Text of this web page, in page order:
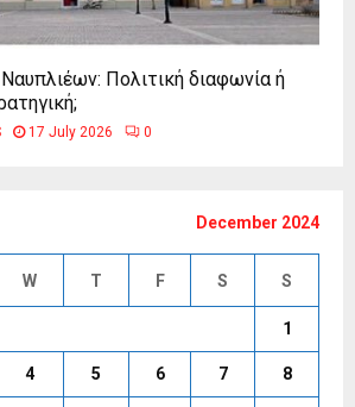
Πολιτική διαφωνία ή
17 July 2026 0
December 2024
W T F S S
1
4 5 6 7 8